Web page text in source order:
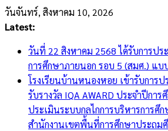
Skip
to
วันจันทร์, สิงหาคม 10, 2026
Latest:
วันที่ 22 สิงหาคม 2568 ได้รับการป
การศึกษาภายนอก รอบ 5 (สมศ.) แบ
โรงเรียนบ้านหนองหอย เข้ารับการ
รับรางวัล IQA AWARD ประจำปีกา
ประเมินระบบกลไกการบริหารการศึ
สำนักงานเขตพื้นที่การศึกษาประถม